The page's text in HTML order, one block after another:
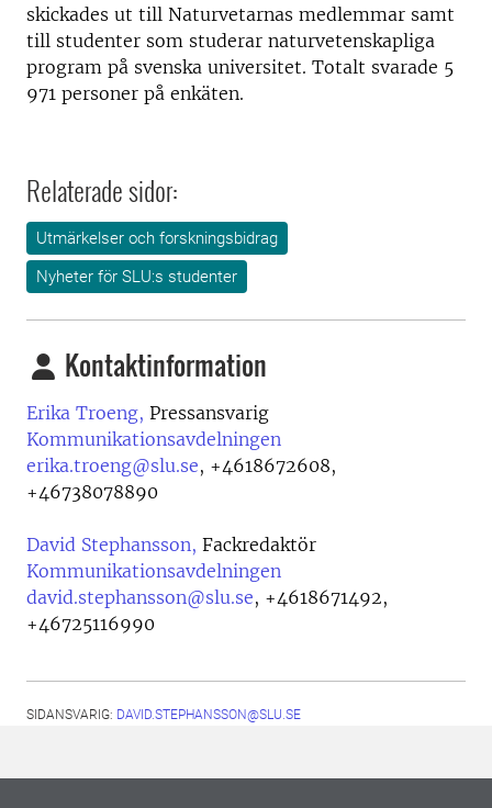
skickades ut till Naturvetarnas medlemmar samt
till studenter som studerar naturvetenskapliga
program på svenska universitet. Totalt svarade 5
971 personer på enkäten.
Relaterade sidor:
Utmärkelser och forskningsbidrag
Nyheter för SLU:s studenter
Kontaktinformation
Erika Troeng, Pressansvarig
Kommunikationsavdelningen
erika.troeng@slu.se, +4618672608,
+46738078890
David Stephansson, Fackredaktör
Kommunikationsavdelningen
david.stephansson@slu.se, +4618671492,
+46725116990
SIDANSVARIG: DAVID.STEPHANSSON@SLU.SE